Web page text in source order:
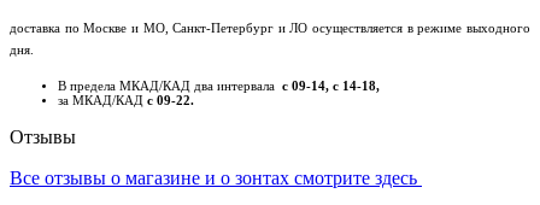
доставка по Москве и МО, Санкт-Петербург и ЛО осуществляется в режиме выходного
дня.
В предела МКАД/КАД два интервала с 09-14, с 14-18,
за МКАД/КАД с 09-22.
Отзывы
Все отзывы о магазине и о зонтах смотрите здесь